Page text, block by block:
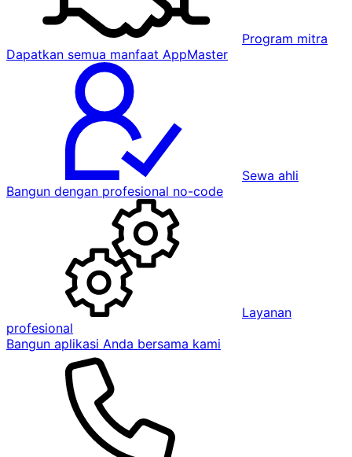
Program mitra
Dapatkan semua manfaat AppMaster
Sewa ahli
Bangun dengan profesional no-code
Layanan
profesional
Bangun aplikasi Anda bersama kami